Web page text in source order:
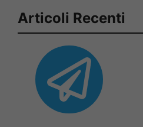
Articoli Recenti